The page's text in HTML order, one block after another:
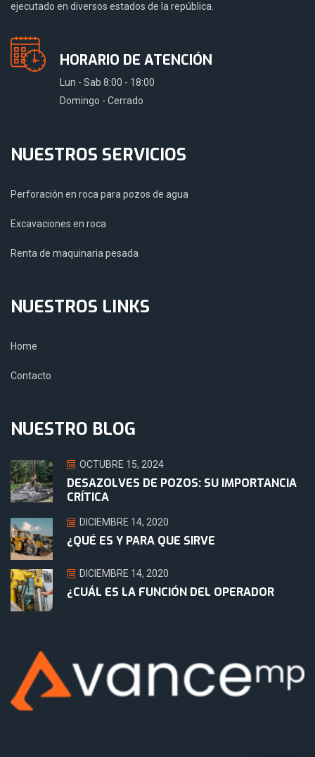
ejecutado en diversos estados de la república.
HORARIO DE ATENCIÓN
Lun - Sab 8:00 - 18:00
Domingo - Cerrado
NUESTROS SERVICIOS
Perforación en roca para pozos de agua
Excavaciones en roca
Renta de maquinaria pesada
NUESTROS LINKS
Home
Contacto
NUESTRO BLOG
OCTUBRE 15, 2024
DESAZOLVES DE POZOS: SU IMPORTANCIA
CRÍTICA
DICIEMBRE 14, 2020
¿QUÉ ES Y PARA QUE SIRVE
DICIEMBRE 14, 2020
¿CUÁL ES LA FUNCIÓN DEL OPERADOR